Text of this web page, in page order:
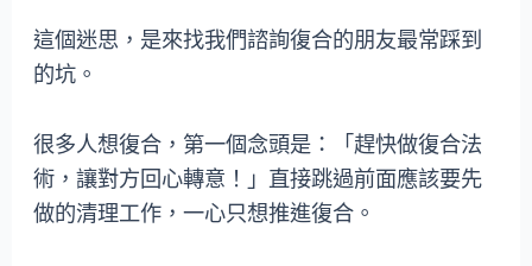
這個迷思，是來找我們諮詢復合的朋友最常踩到
的坑。
很多人想復合，第一個念頭是：「趕快做復合法
術，讓對方回心轉意！」直接跳過前面應該要先
做的清理工作，一心只想推進復合。